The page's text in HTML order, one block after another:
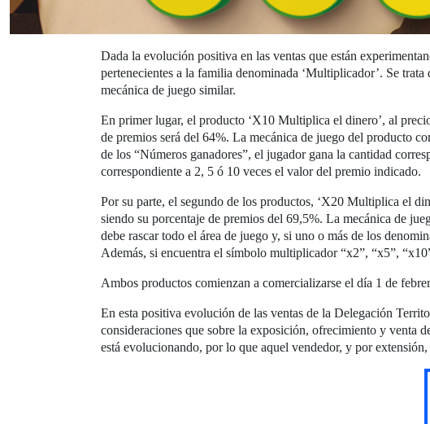
Dada la evolución positiva en las ventas que están
pertenecientes a la familia denominada ‘Multiplicador’. Se
mecánica de juego similar.
En primer lugar, el producto ‘X10 Multiplica el dinero’, al
de premios será del 64%. La mecánica de juego del producto
de los “Números ganadores”, el jugador gana la cantidad
correspondiente a 2, 5 ó 10 veces el valor del premio indicado.
Por su parte, el segundo de los productos, ‘X20 Multiplica el
siendo su porcentaje de premios del 69,5%. La mecánica de
debe rascar todo el área de juego y, si uno o más de los
Además, si encuentra el símbolo multiplicador “x2”, “x5”,
Ambos productos comienzan a comercializarse el día 1 de
En esta positiva evolución de las ventas de la Delegación
consideraciones que sobre la exposición, ofrecimiento y venta
está evolucionando, por lo que aquel vendedor, y por